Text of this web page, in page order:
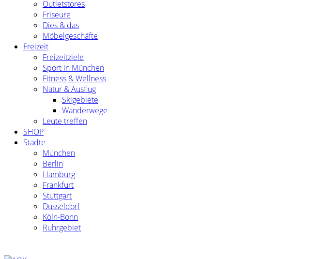
Outletstores
Friseure
Dies & das
Möbelgeschäfte
Freizeit
Freizeitziele
Sport in München
Fitness & Wellness
Natur & Ausflug
Skigebiete
Wanderwege
Leute treffen
SHOP
Städte
München
Berlin
Hamburg
Frankfurt
Stuttgart
Düsseldorf
Köln-Bonn
Ruhrgebiet